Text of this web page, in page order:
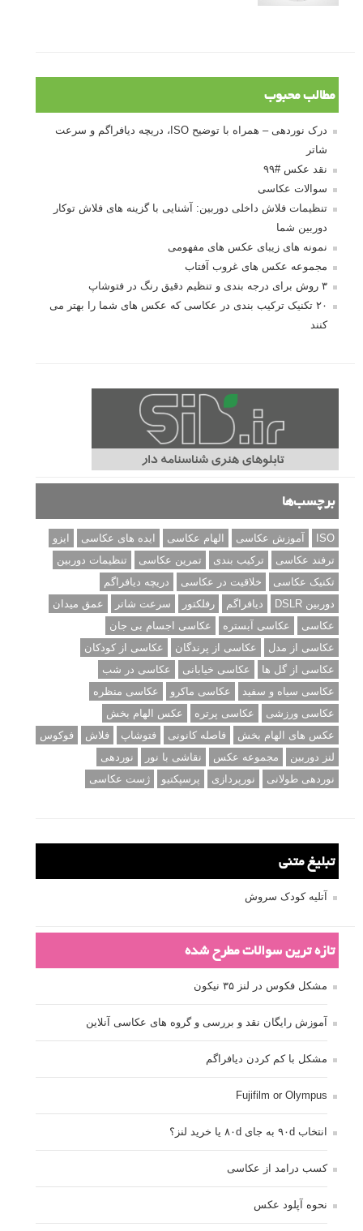
مطالب محبوب
درک نوردهی – همراه با توضیح ISO، دریچه دیافراگم و سرعت
شاتر
نقد عکس #۹۹
سوالات عکاسی
تنظیمات فلاش داخلی دوربین: آشنایی با گزینه های فلاش توکار
دوربین شما
نمونه های زیبای عکس های مفهومی
مجموعه عکس های غروب آفتاب
۳ روش برای درجه بندی و تنظیم دقیق رنگ در فتوشاپ
۲۰ تکنیک ترکیب بندی در عکاسی که عکس های شما را بهتر می
کنند
برچسب‌ها
ISO آموزش عکاسی الهام عکاسی ایده های عکاسی
ایزو
ترفند عکاسی
ترکیب بندی تمرین عکاسی
تنظیمات دوربین
تکنیک عکاسی
خلاقیت در عکاسی
دریچه دیافراگم
دوربین DSLR
دیافراگم رفلکتور سرعت شاتر
عمق میدان
عکاسی
عکاسی آبستره
عکاسی اجسام بی جان
عکاسی از مدل
عکاسی از پرندگان
عکاسی از کودکان
عکاسی از گل ها
عکاسی خیابانی
عکاسی در شب
عکاسی سیاه و سفید
عکاسی ماکرو
عکاسی منظره
عکاسی ورزشی
عکاسی پرتره
عکس الهام بخش
عکس های الهام بخش
فاصله کانونی فتوشاپ فلاش
فوکوس
لنز دوربین
مجموعه عکس نقاشی با نور
نوردهی
نوردهی طولانی
نورپردازی پرسپکتیو ژست عکاسی
تبلیغ متنی
آتلیه کودک سروش
تازه ترین سوالات مطرح شده
مشکل فکوس در لنز ۳۵ نیکون
آموزش رایگان نقد و بررسی و گروه های عکاسی آنلاین
مشکل با کم کردن دیافراگم
Fujifilm or Olympus
انتخاب ۹۰d به جای ۸۰d یا خرید لنز؟
کسب درامد از عکاسی
نحوه آپلود عکس